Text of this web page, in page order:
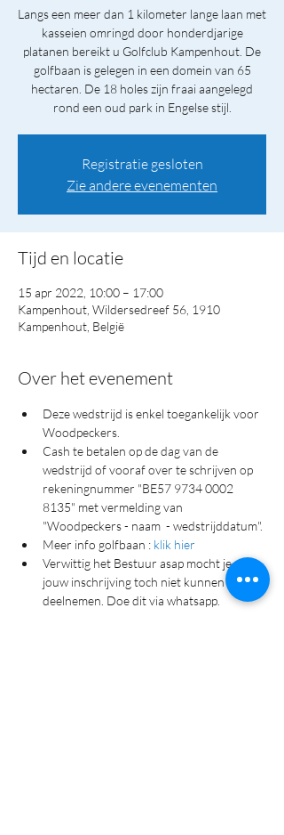
Langs een meer dan 1 kilometer lange laan met
kasseien omringd door honderdjarige
platanen bereikt u Golfclub Kampenhout. De
golfbaan is gelegen in een domein van 65
hectaren. De 18 holes zijn fraai aangelegd
rond een oud park in Engelse stijl.
Registratie gesloten
Zie andere evenementen
Tijd en locatie
15 apr 2022, 10:00 – 17:00
Kampenhout, Wildersedreef 56, 1910
Kampenhout, België
Over het evenement
Deze wedstrijd is enkel toegankelijk voor
Woodpeckers.
Cash te betalen op de dag van de
wedstrijd of vooraf over te schrijven op
rekeningnummer "BE57 9734 0002
8135" met vermelding van
"Woodpeckers - naam  - wedstrijddatum".
Meer info golfbaan : klik hier
Verwittig het Bestuur asap mocht je na
jouw inschrijving toch niet kunnen
deelnemen. Doe dit via whatsapp.